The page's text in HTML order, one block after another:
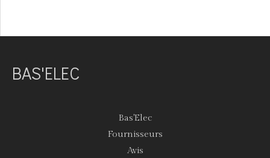
BAS'ELEC
Bas'Elec
Fournisseurs
Avis